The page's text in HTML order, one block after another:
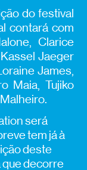
do festival
contará com
Clarice
Jaeger
James,
Maia, Tujiko
será
tem já à
deste
que decorre